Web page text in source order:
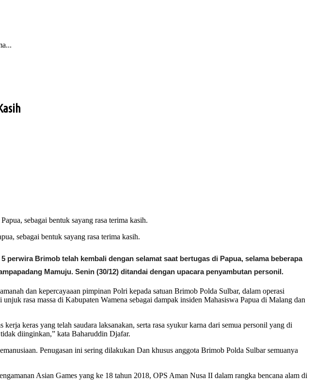
sebagai bentuk sayang rasa terima kasih.
perwira Brimob telah kembali dengan selamat saat bertugas di Papua, selama beberapa
Mamuju. Senin (30/12) ditandai dengan upacara penyambutan personil.
dan kepercayaaan pimpinan Polri kepada satuan Brimob Polda Sulbar, dalam operasi
rasa massa di Kabupaten Wamena sebagai dampak insiden Mahasiswa Papua di Malang dan
keras yang telah saudara laksanakan, serta rasa syukur karna dari semua personil yang di
diinginkan,” kata Baharuddin Djafar.
Penugasan ini sering dilakukan Dan khusus anggota Brimob Polda Sulbar semuanya
Asian Games yang ke 18 tahun 2018, OPS Aman Nusa II dalam rangka bencana alam di